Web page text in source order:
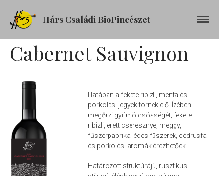
Rólunk
Cabernet Sauvignon
Chardonnay
Cirfandli (édes)
Hárslevelű
Hárs Családi BioPincészet
Cabernet Sauvignon
Illatában a fekete ribizli, menta és
pörkölési jegyek törnek elő. Ízében
megőrzi gyümölcsösségét, fekete
ribizli, érett cseresznye, meggy,
fűszerpaprika, édes fűszerek, cédrusfa
és pörkölési aromák érezhetőek.
Határozott struktúrájú, rusztikus